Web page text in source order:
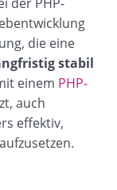
die eine
stabil
einem PHP-
auch
effektiv,